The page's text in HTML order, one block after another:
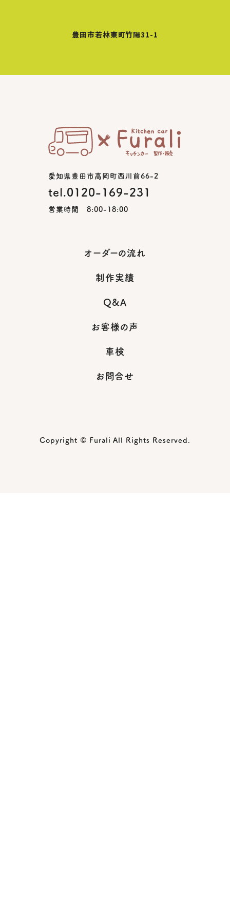
豊田市若林東町竹陽31-1
愛知県豊田市高岡町西川前66-2
tel.0120-169-231
営業時間 8:00-18:00
オーダーの流れ
制作実績
Q&A
お客様の声
車検
お問合せ
Copyright © Furali All Rights Reserved.